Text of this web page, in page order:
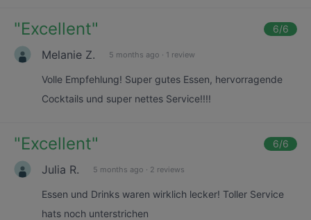
"Excellent" 6/6
Melanie Z. 5 months ago · 1 review
Volle Empfehlung! Super gutes Essen, hervorragende
Cocktails und super nettes Service!!!!
"Excellent" 6/6
Julia R. 5 months ago · 2 reviews
Essen und Drinks waren wirklich lecker! Toller Service
hats noch unterstrichen